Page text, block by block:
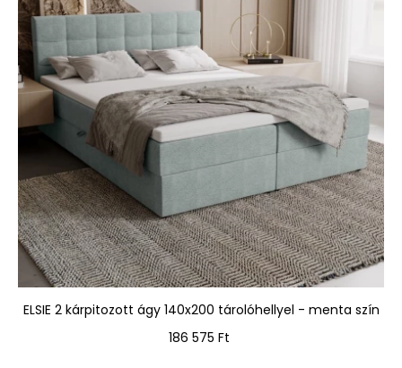
ELSIE 2 kárpitozott ágy 140x200 tárolóhellyel - menta szín
Ár
186 575 Ft